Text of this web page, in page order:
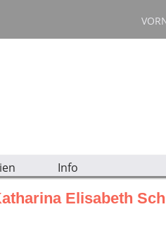
Info
Elisabeth